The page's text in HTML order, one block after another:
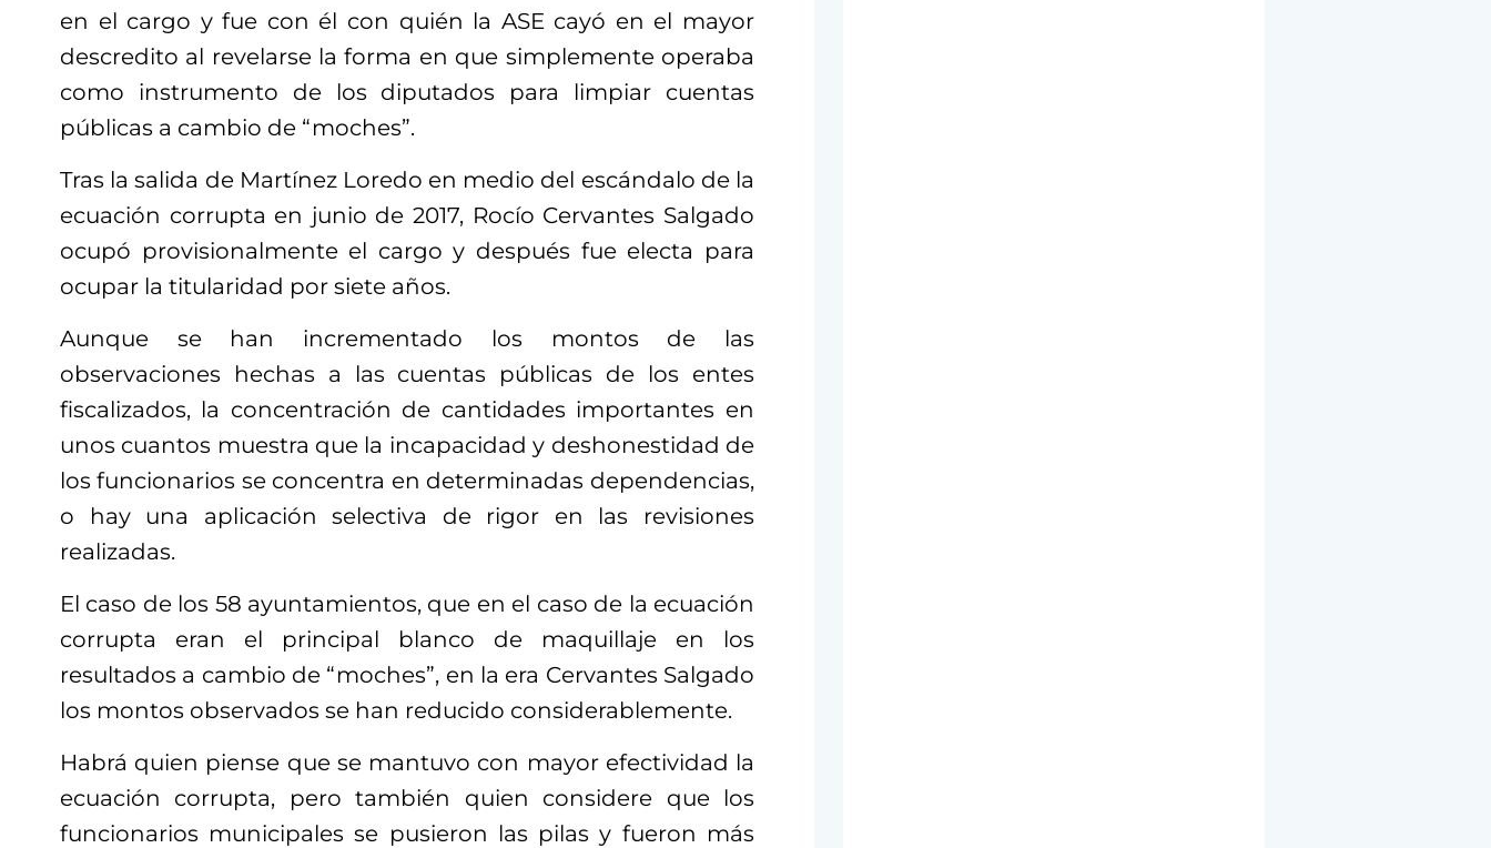
en el cargo y fue con él con quién la ASE cayó en el mayor
descredito al revelarse la forma en que simplemente operaba
como instrumento de los diputados para limpiar cuentas
públicas a cambio de “moches”.
Tras la salida de Martínez Loredo en medio del escándalo de la
ecuación corrupta en junio de 2017, Rocío Cervantes Salgado
ocupó provisionalmente el cargo y después fue electa para
ocupar la titularidad por siete años.
Aunque se han incrementado los montos de las
observaciones hechas a las cuentas públicas de los entes
fiscalizados, la concentración de cantidades importantes en
unos cuantos muestra que la incapacidad y deshonestidad de
los funcionarios se concentra en determinadas dependencias,
o hay una aplicación selectiva de rigor en las revisiones
realizadas.
El caso de los 58 ayuntamientos, que en el caso de la ecuación
corrupta eran el principal blanco de maquillaje en los
resultados a cambio de “moches”, en la era Cervantes Salgado
los montos observados se han reducido considerablemente.
Habrá quien piense que se mantuvo con mayor efectividad la
ecuación corrupta, pero también quien considere que los
funcionarios municipales se pusieron las pilas y fueron más